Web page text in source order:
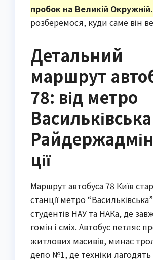
пробок на Великій Окружній.
розберемося, куди саме він
Детальний
маршрут
78: від метро
ції
Маршрут автобуса 78 Київ
станції метро
студентів НАУ та НАКа, де
гомін і сміх. Автобус петляє
житлових масивів, минає
депо №1, де техніки